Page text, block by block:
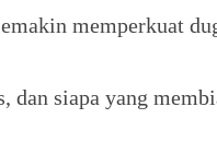
memperkuat
dan siapa yang